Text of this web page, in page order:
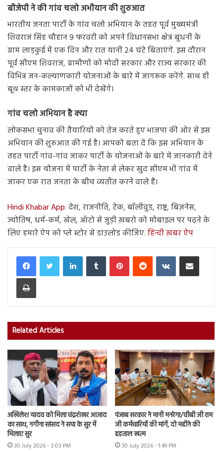
बीजेपी ने की गांव चलो अभीयान की शुरुआत
भारतीय जनता पार्टी के गांव चलो अभियान के तहत पूर्व मुख्यमंत्री
शिवराज सिंह चौहान 9 फरवरी को अपने विधानसभा क्षेत्र बुधनी के
ग्राम लाड़कुई में एक दिन और रात यानी 24 घंटे बिताएंगे. इस दौरान
पूर्व सीएम शिवराज, ग्रामीणों को मोदी सरकार और राज्य सरकार की
विभिन्न जन-कल्याणकारी योजनाओं के बारे में जागरूक करेंगे. साथ ही
बूथ स्तर के कामकाजों को भी देखेंगे।
गांव चलो अभियान है क्या
लोकसभा चुनाव की तैयारियों को तेज करते हुए भाजपा की ओर से इस
अभियान की शुरुआत की गई है। आपको बता दें कि इस अभियान के
तहत पार्टी गांव-गांव जाकर पार्टी के योजनाओं के बारे में जानकारी देने
वाले है। इस योजना में पार्टी के नेता से लेकर खुद सीएम भी गांव में
जाकर एक रात जनता के बीच व्यतीत करने वाले हैं।
Hindi Khabar App:देश, राजनीति, टेक, बॉलीवुड, राष्ट्र, बिज़नेस,
ज्योतिष, धर्म-कर्म, खेल, ऑटो से जुड़ी ख़बरो को मोबाइल पर पढ़ने के
लिए हमारे ऐप को प्ले स्टोर से डाउलोड कीजिए.हिन्दी ख़बर ऐप
LinkedInTumblr PinterestReddit VKontakteShare via Email
Print
Related Articles
अखिलेश यादव को मिला चंद्रशेखर आजाद
का साथ, नगीना सांसद ने सपा के सुर में
मिलाए सुर
30 July 2026 - 3:03 PM
पंजाब सरकार ने मानी मनरेगा/वीबी जी राम
जी कर्मचारियों की मांगें, दो महीने की
हड़ताल खत्म
30 July 2026 - 1:49 PM